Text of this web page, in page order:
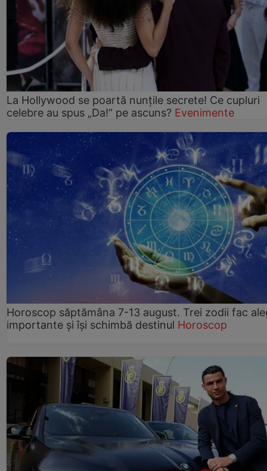
La Hollywood se poartă nunțile secrete! Ce cupluri
celebre au spus „Da!” pe ascuns? Evenimente
Horoscop săptămâna 7-13 august. Trei zodii fac
importante și își schimbă destinul Horoscop